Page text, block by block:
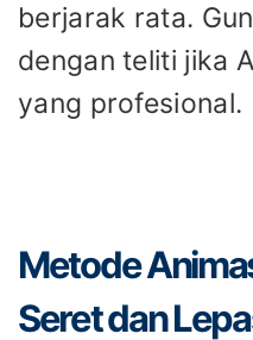
berjarak rata.
dengan teliti jika
yang profesional.
Metode
Seret dan